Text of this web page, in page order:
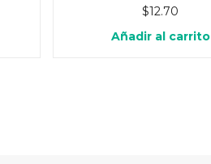
$12.70
Añadir al carrito